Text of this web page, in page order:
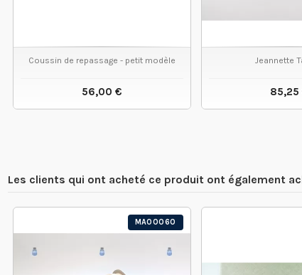
Coussin de repassage - petit modèle
56,00 €
VOIR LE PRODUIT
Jeannette
85,25
VOIR
Les clients qui ont acheté ce produit ont également
MA00060